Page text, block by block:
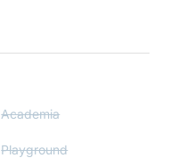
Academia
Playground